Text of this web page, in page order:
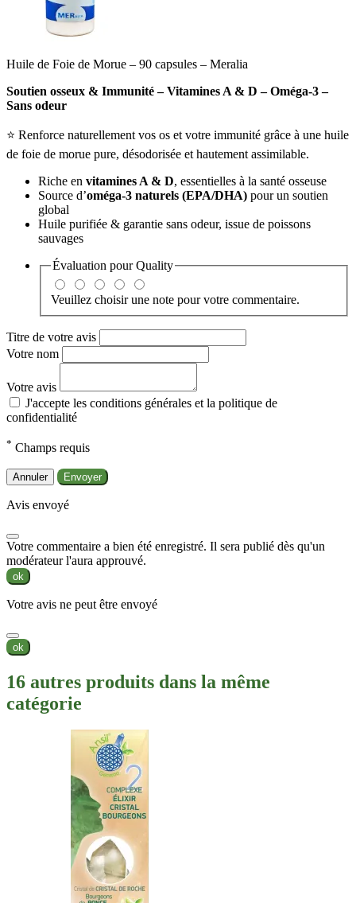
Huile de Foie de Morue – 90 capsules – Meralia
Soutien osseux & Immunité – Vitamines A & D – Oméga-3 –
Sans odeur
⭐ Renforce naturellement vos os et votre immunité grâce à une huile
de foie de morue pure, désodorisée et hautement assimilable.
Riche en vitamines A & D, essentielles à la santé osseuse
Source d’oméga-3 naturels (EPA/DHA) pour un soutien
global
Huile purifiée & garantie sans odeur, issue de poissons
sauvages
Évaluation pour Quality
Veuillez choisir une note pour votre commentaire.
Titre de votre avis
Votre nom
Votre avis
J'accepte les conditions générales et la politique de
confidentialité
* Champs requis
Annuler Envoyer
Avis envoyé
Votre commentaire a bien été enregistré. Il sera publié dès qu'un
modérateur l'aura approuvé.
ok
Votre avis ne peut être envoyé
ok
16 autres produits dans la même
catégorie